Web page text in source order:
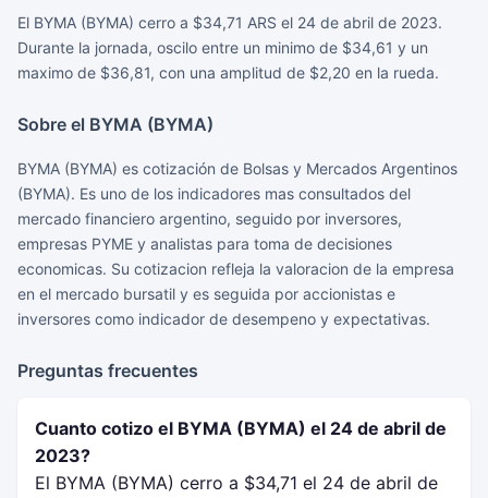
El BYMA (BYMA) cerro a $34,71 ARS el 24 de abril de 2023.
Durante la jornada, oscilo entre un minimo de $34,61 y un
maximo de $36,81, con una amplitud de $2,20 en la rueda.
Sobre el BYMA (BYMA)
BYMA (BYMA) es cotización de Bolsas y Mercados Argentinos
(BYMA). Es uno de los indicadores mas consultados del
mercado financiero argentino, seguido por inversores,
empresas PYME y analistas para toma de decisiones
economicas. Su cotizacion refleja la valoracion de la empresa
en el mercado bursatil y es seguida por accionistas e
inversores como indicador de desempeno y expectativas.
Preguntas frecuentes
Cuanto cotizo el BYMA (BYMA) el 24 de abril de
2023?
El BYMA (BYMA) cerro a $34,71 el 24 de abril de